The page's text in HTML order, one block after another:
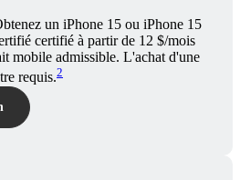
un iPhone 15 ou iPhone 15
certifié à partir de 12 $/mois
mobile admissible. L'achat d'une
requis.2